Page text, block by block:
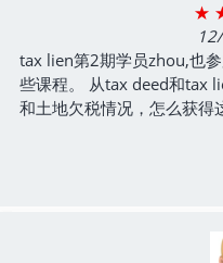
★
tax lien第2期学员zhou,也
些课程。 从tax deed和tax
和土地欠税情况，怎么获得
从而得到最有投资价值的
对这些房产和地产进行DD
的课程具有非常强的可操
劳任怨，非常敬业，组织